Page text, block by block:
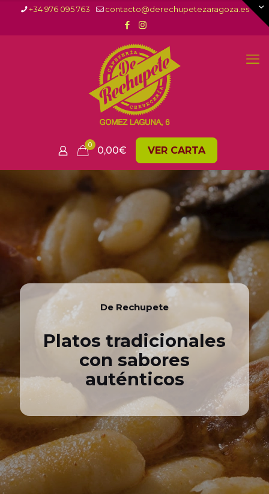
+34 976 095 763 contacto@derechupetezaragoza.es
0 0,00€ VER CARTA
De Rechupete
Platos tradicionales
con sabores
auténticos